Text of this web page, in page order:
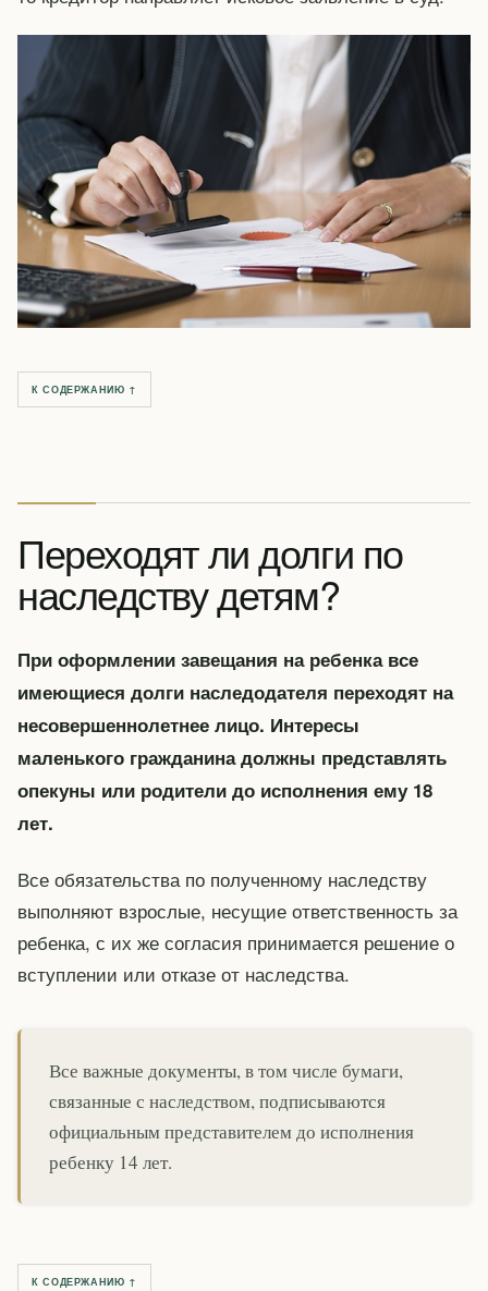
К СОДЕРЖАНИЮ ↑
Переходят ли долги по
наследству детям?
При оформлении завещания на ребенка все
имеющиеся долги наследодателя переходят на
несовершеннолетнее лицо. Интересы
маленького гражданина должны представлять
опекуны или родители до исполнения ему 18
лет.
Все обязательства по полученному наследству
выполняют взрослые, несущие ответственность за
ребенка, с их же согласия принимается решение о
вступлении или отказе от наследства.
Все важные документы, в том числе бумаги,
связанные с наследством, подписываются
официальным представителем до исполнения
ребенку 14 лет.
К СОДЕРЖАНИЮ ↑